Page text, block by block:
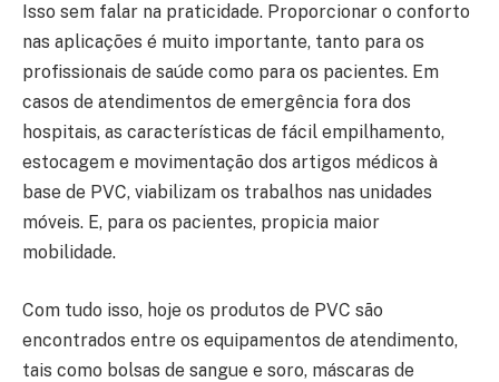
Isso sem falar na praticidade. Proporcionar o conforto
nas aplicações é muito importante, tanto para os
profissionais de saúde como para os pacientes. Em
casos de atendimentos de emergência fora dos
hospitais, as características de fácil empilhamento,
estocagem e movimentação dos artigos médicos à
base de PVC, viabilizam os trabalhos nas unidades
móveis. E, para os pacientes, propicia maior
mobilidade.
Com tudo isso, hoje os produtos de PVC são
encontrados entre os equipamentos de atendimento,
tais como bolsas de sangue e soro, máscaras de